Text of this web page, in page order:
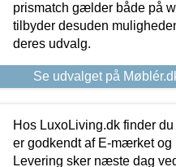
prismatch gælder både på
tilbyder desuden
deres udvalg.
Se udvalget på
Hos LuxoLiving.dk finder
er godkendt af E-mærket og
Levering sker næste dag